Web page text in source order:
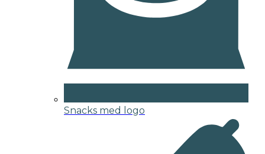
Snacks med logo